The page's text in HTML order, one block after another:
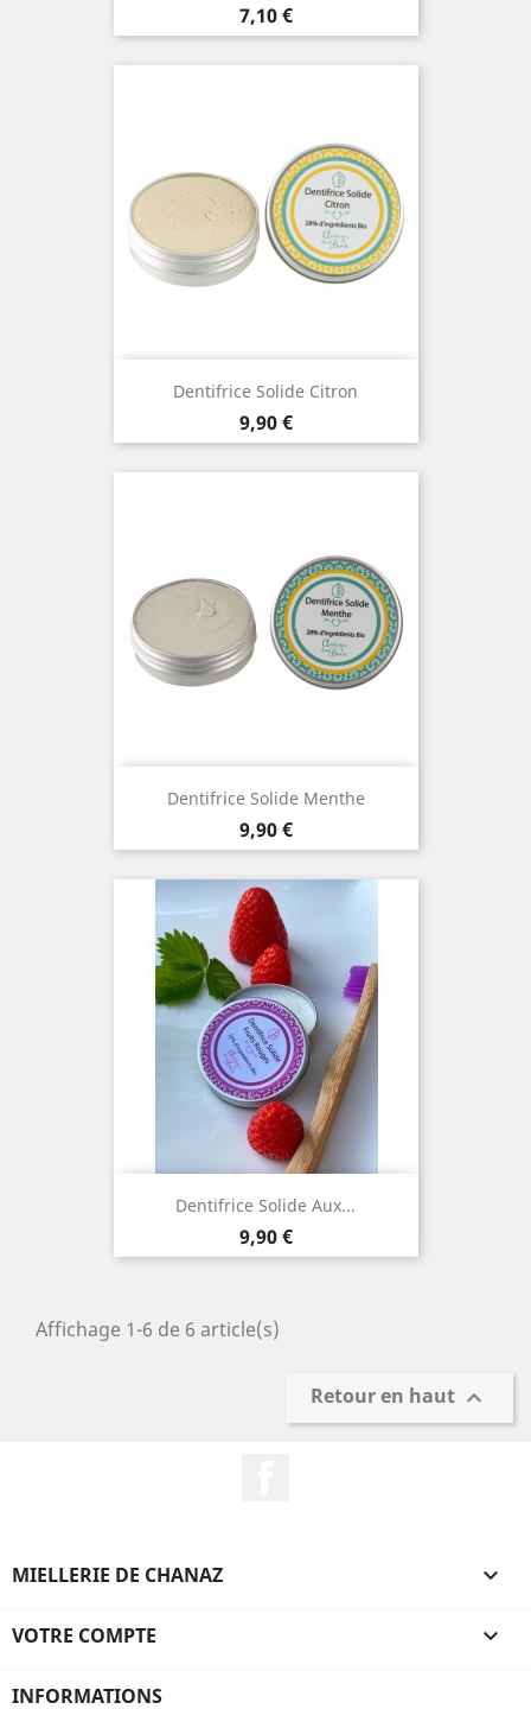
Prix
7,10 €
Dentifrice Solide Citron
Prix
9,90 €
Dentifrice Solide Menthe
Prix
9,90 €
Dentifrice Solide Aux...
Prix
9,90 €
Affichage 1-6 de 6 article(s)
Retour en haut 
MIELLERIE DE CHANAZ 
VOTRE COMPTE 
INFORMATIONS